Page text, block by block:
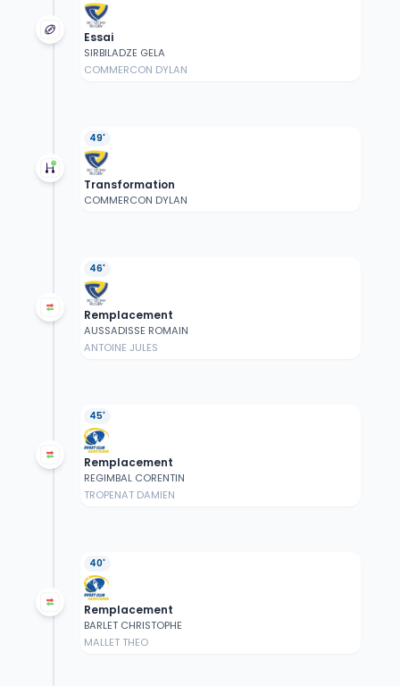
Essai
SIRBILADZE GELA
COMMERCON DYLAN
49'
Transformation
COMMERCON DYLAN
46'
Remplacement
AUSSADISSE ROMAIN
ANTOINE JULES
45'
Remplacement
REGIMBAL CORENTIN
TROPENAT DAMIEN
40'
Remplacement
BARLET CHRISTOPHE
MALLET THEO